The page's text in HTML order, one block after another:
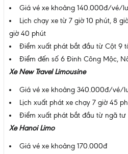
Giá vé xe khoảng 140.000đ/vé/
Lịch chạy xe từ 7 giờ 10 phút, 8
giờ 40 phút
Điểm xuất phát bắt đầu từ Cột 9
Điểm đến số 6 Đinh Công Mộc,
Xe New Travel Limousine
Giá vé xe khoảng 340.000đ/vé/
Lịch xuất phát xe chạy 7 giờ 45
Điểm xuất phát bắt đầu từ ngã tư
Xe Hanoi Limo
Giá vé xe khoảng 170.000đ